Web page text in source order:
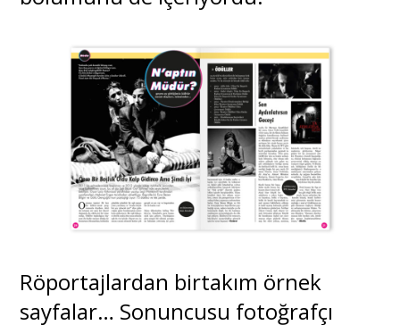
Röportajlardan birtakım örnek
sayfalar… Sonuncusu fotoğrafçı